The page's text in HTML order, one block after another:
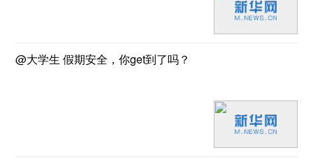
@大学生 假期安全，你get到了吗？